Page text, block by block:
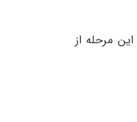
مرحله از